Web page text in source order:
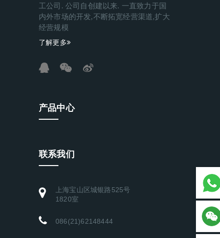
工公司. 公司自创建以来. 一直致力于国
内外市场的开发,不断拓宽经营渠道,扩大
经营规模
了解更多
产品中心
联系我们
上海宝山区城银路525号
1820室
086(21)62148444